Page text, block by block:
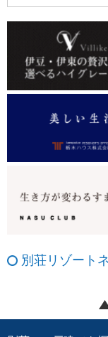
別荘リゾート